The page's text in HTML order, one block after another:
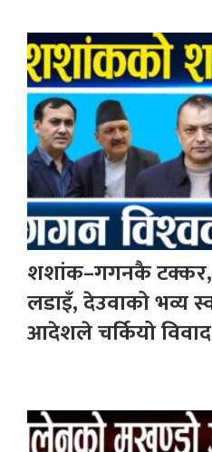
शशांक–गगनकै टक्कर,
लडाइँ, देउवाको भव्य
आदेशले चर्कियो